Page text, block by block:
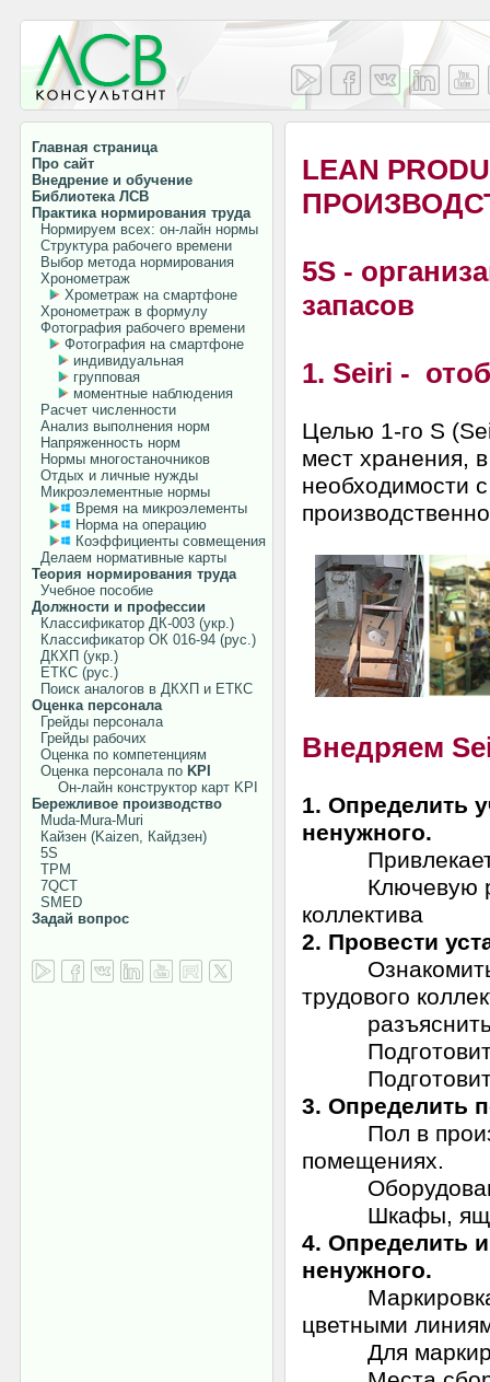
Главная страница
Про сайт
Внедрение и обучение
Библиотека ЛСВ
Практика нормирования труда
Нормируем всех: он-лайн нормы
Структура рабочего времени
Выбор метода нормирования
Хронометраж
Хрометраж на смартфоне
Хронометраж в формулу
Фотография рабочего времени
Фотография на смартфоне
индивидуальная
групповая
моментные наблюдения
Расчет численности
Анализ выполнения норм
Напряженность норм
Нормы многостаночников
Отдых и личные нужды
Микроэлементные нормы
Время на микроэлементы
Норма на операцию
Коэффициенты совмещения
Делаем нормативные карты
Теория нормирования труда
Учебное пособие
Должности и профессии
Классификатор ДК-003 (укр.)
Классификатор ОК 016-94 (рус.)
ДКХП (укр.)
ЕТКС (рус.)
Поиск аналогов в ДКХП и ЕТКС
Оценка персонала
Грейды персонала
Грейды рабочих
Оценка по компетенциям
Оценка персонала по KPI
Он-лайн конструктор карт KPI
Бережливое производство
Muda-Mura-Muri
Кайзен (Kaizen, Кайдзен)
5S
TPM
7QCT
SMED
Задай вопрос
LEAN
5S -
запасов
1. Seiri -
Целью 1-го S
мест хранения,
необходимости
Внедряем
1. Определить
ненужного.
Ключевую
коллектива
2. Провести
Ознакомить
трудового
разъяснить
Подготовить
Подготовить
3. Определить
Пол в
помещениях.
Шкафы,
4. Определить
ненужного.
Маркировка
цветными
Для